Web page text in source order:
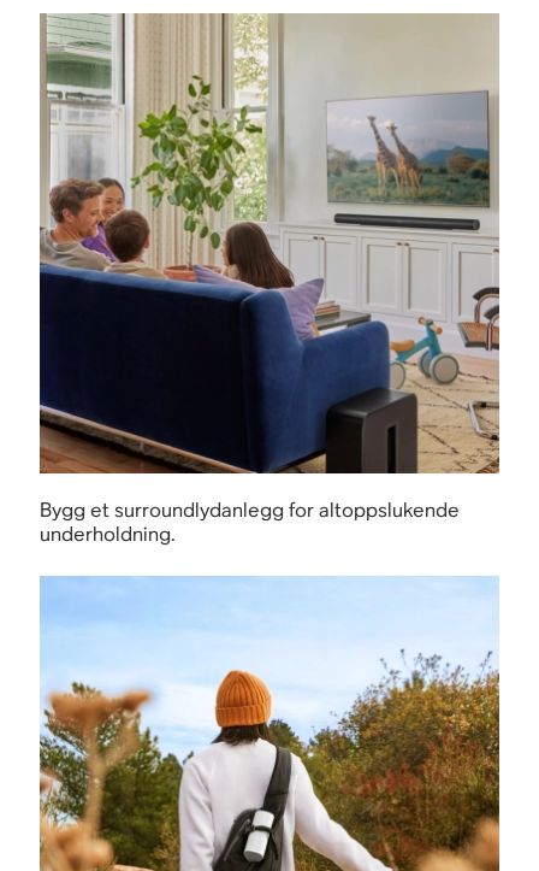
Bygg et surroundlydanlegg for altoppslukende
underholdning.